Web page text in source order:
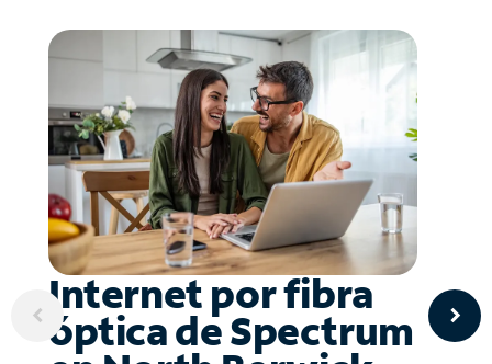
Internet por fibra
óptica de Spectrum